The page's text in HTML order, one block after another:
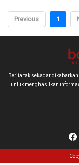
Previous 1
Berita tak sekadar
untuk menghasilkan